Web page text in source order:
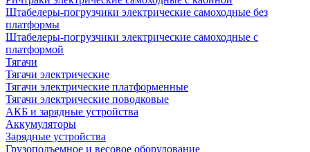
Штабелеры-погрузчики электрические самоходные без
платформы
Штабелеры-погрузчики электрические самоходные с
платформой
Тягачи
Тягачи электрические
Тягачи электрические платформенные
Тягачи электрические поводковые
АКБ и зарядные устройства
Аккумуляторы
Зарядные устройства
Грузоподъемное и весовое оборудование